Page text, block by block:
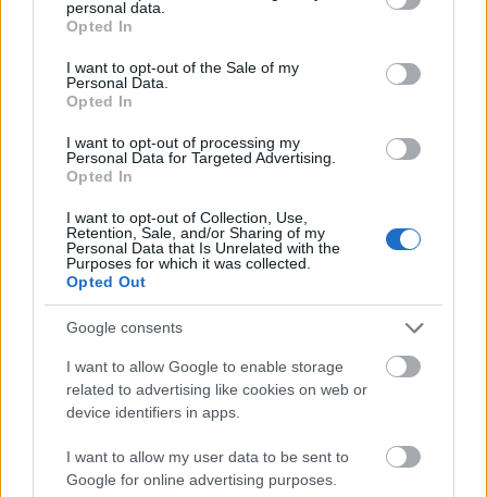
grant or deny consent to Google and its third-party tags to
use your data for below specified purposes in below Google
consent section.
personal data.
Opted In
I want to opt-out of the Sale of my
Personal Data.
Opted In
I want to opt-out of processing my
Personal Data for Targeted Advertising.
Opted In
I want to opt-out of Collection, Use,
Retention, Sale, and/or Sharing of my
Personal Data that Is Unrelated with the
Purposes for which it was collected.
Opted Out
Google consents
I want to allow Google to enable storage
related to advertising like cookies on web or
device identifiers in apps.
I want to allow my user data to be sent to
Google for online advertising purposes.
Útépítés
KIRAKAT